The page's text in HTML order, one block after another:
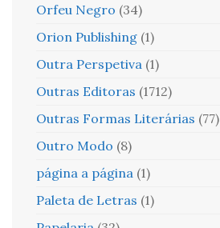
Orfeu Negro (34)
Orion Publishing (1)
Outra Perspetiva (1)
Outras Editoras (1712)
Outras Formas Literárias (77)
Outro Modo (8)
página a página (1)
Paleta de Letras (1)